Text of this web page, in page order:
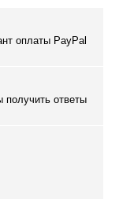
оплаты PayPal
получить ответы